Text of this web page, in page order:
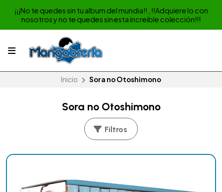
¡¡¡No te quedes sin tu album del mundia!! , !!Adquiere lo con
nosotros y no te quedes sin esta increible colección!!!
Inicio Sora no Otoshimono
Sora no Otoshimono
Filtros